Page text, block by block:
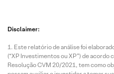
Disclaimer:
Este relatório de análise foi
(“XP Investimentos ou XP”) de acordo
Resolução CVM 20/2021, tem como